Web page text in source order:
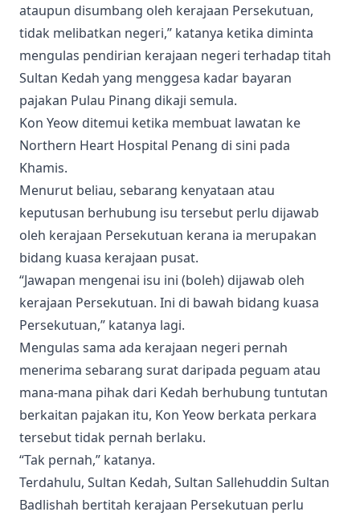
ataupun disumbang oleh kerajaan Persekutuan,
tidak melibatkan negeri,” katanya ketika diminta
mengulas pendirian kerajaan negeri terhadap titah
Sultan Kedah yang menggesa kadar bayaran
pajakan Pulau Pinang dikaji semula.
Kon Yeow ditemui ketika membuat lawatan ke
Northern Heart Hospital Penang di sini pada
Khamis.
Menurut beliau, sebarang kenyataan atau
keputusan berhubung isu tersebut perlu dijawab
oleh kerajaan Persekutuan kerana ia merupakan
bidang kuasa kerajaan pusat.
“Jawapan mengenai isu ini (boleh) dijawab oleh
kerajaan Persekutuan. Ini di bawah bidang kuasa
Persekutuan,” katanya lagi.
Mengulas sama ada kerajaan negeri pernah
menerima sebarang surat daripada peguam atau
mana-mana pihak dari Kedah berhubung tuntutan
berkaitan pajakan itu, Kon Yeow berkata perkara
tersebut tidak pernah berlaku.
“Tak pernah,” katanya.
Terdahulu, Sultan Kedah, Sultan Sallehuddin Sultan
Badlishah bertitah kerajaan Persekutuan perlu